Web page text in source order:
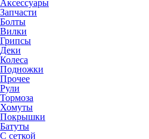
Аксессуары
Запчасти
Болты
Вилки
Грипсы
Деки
Колеса
Подножки
Прочее
Рули
Тормоза
Хомуты
Покрышки
Батуты
С сеткой